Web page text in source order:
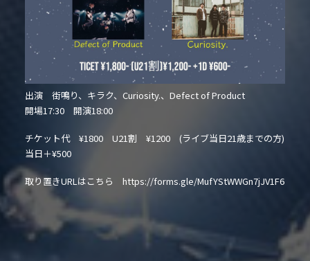
出演 街鳴り、キラク、Curiosity.、Defect of Product
開場17:30 開演18:00
チケット代 ¥1800 U21割 ¥1200 (ライブ当日21歳までの方)
当日＋¥500
取り置きURLはこちら https://forms.gle/MufYStWWGn7jJV1F6